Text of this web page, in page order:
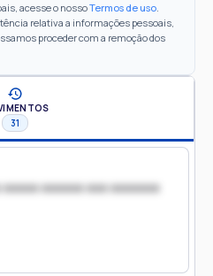
acesse o nossoTermos de uso.
relativa a informações pessoais,
proceder com a remoção dos
31
xxxxxx xxx xxxxxxx